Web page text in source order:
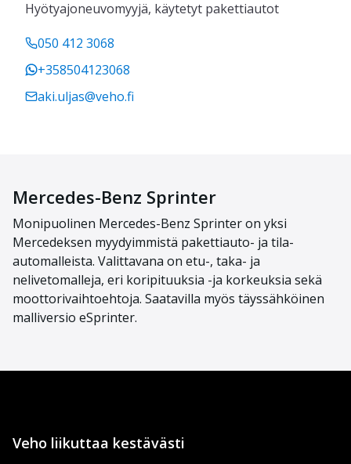
Hyötyajoneuvomyyjä, käytetyt pakettiautot
050 412 3068
+358504123068
aki.uljas@veho.fi
Mercedes-Benz Sprinter
Monipuolinen Mercedes-Benz Sprinteron yksi
Mercedeksen myydyimmistä pakettiauto- ja tila-
automalleista. Valittavana on etu-, taka- ja
nelivetomalleja, eri koripituuksia -ja korkeuksia sekä
moottorivaihtoehtoja. Saatavilla myös täyssähköinen
malliversio eSprinter.
Veho liikuttaa kestävästi